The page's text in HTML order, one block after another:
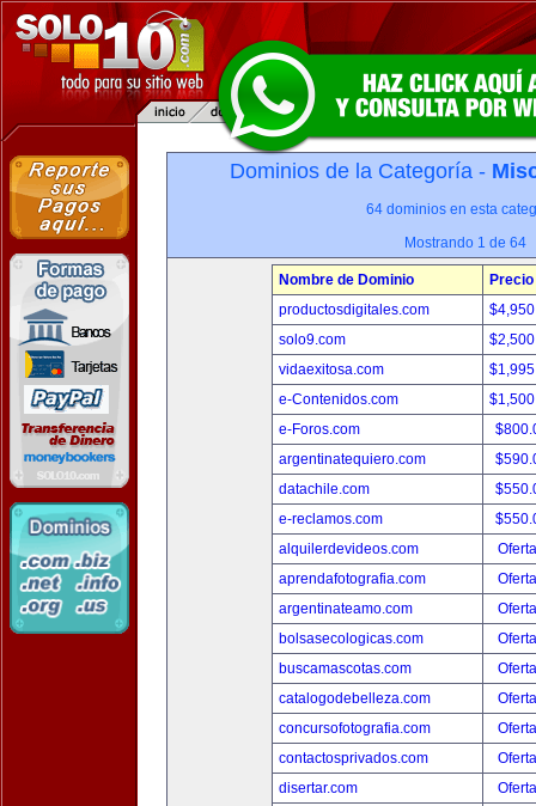
Dominios de la Categoría -
64 dominios en esta
Mostrando 1 de 64
Nombre de Dominio
Precio
productosdigitales.com
solo9.com
vidaexitosa.com
e-Contenidos.com
e-Foros.com
argentinatequiero.com
datachile.com
e-reclamos.com
alquilerdevideos.com
aprendafotografia.com
argentinateamo.com
bolsasecologicas.com
buscamascotas.com
catalogodebelleza.com
concursofotografia.com
contactosprivados.com
disertar.com